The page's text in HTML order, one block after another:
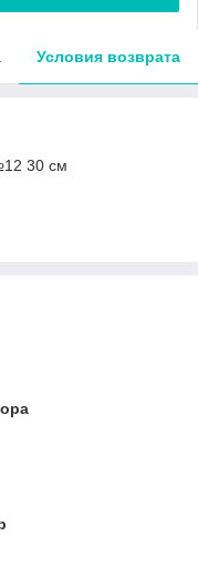
Условия возврата
30 см